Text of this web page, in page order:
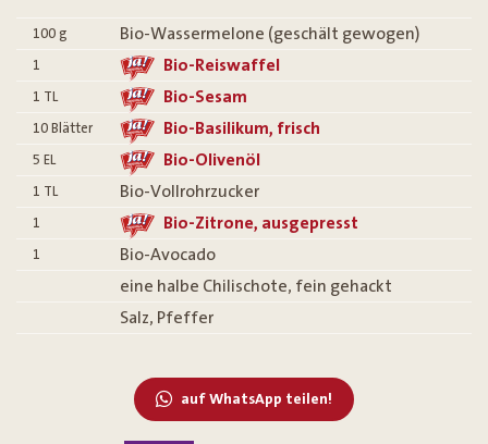
100 g Bio-Wassermelone (geschält gewogen)
1 Bio-Reiswaffel
1 TL Bio-Sesam
10 Blätter Bio-Basilikum, frisch
5 EL Bio-Olivenöl
1 TL Bio-Vollrohrzucker
1 Bio-Zitrone, ausgepresst
1
Bio-Avocado
eine halbe Chilischote, fein gehackt
Salz, Pfeffer
auf WhatsApp teilen!